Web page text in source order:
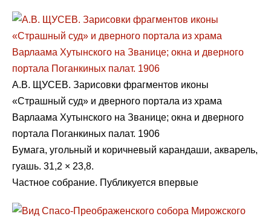
А.В. ЩУСЕВ. Зарисовки фрагментов иконы
«Страшный суд» и дверного портала из храма
Варлаама Хутынского на Званице; окна и дверного
портала Поганкиных палат. 1906
Бумага, угольный и коричневый карандаши, акварель,
гуашь. 31,2 × 23,8.
Частное собрание. Публикуется впервые